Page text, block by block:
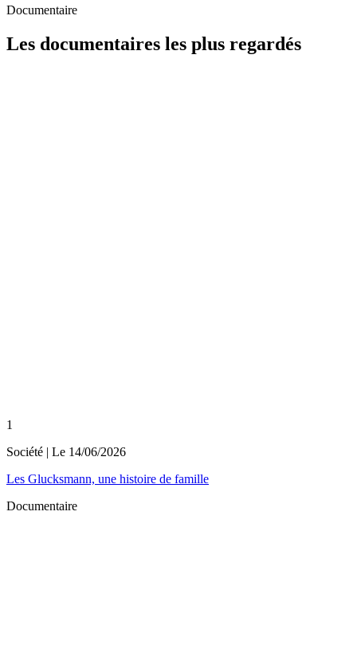
Documentaire
Les documentaires les plus regardés
1
Société | Le 14/06/2026
Les Glucksmann, une histoire de famille
Documentaire